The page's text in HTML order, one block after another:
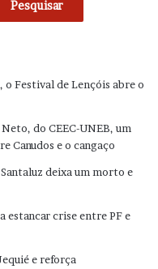
Pesquisar
o Festival de Lençóis abre o
do CEEC-UNEB, um
Canudos e o cangaço
deixa um morto e
estancar crise entre PF e
e reforça